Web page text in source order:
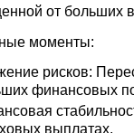
от больших
моменты:
рисков:
финансовых
выплатах.